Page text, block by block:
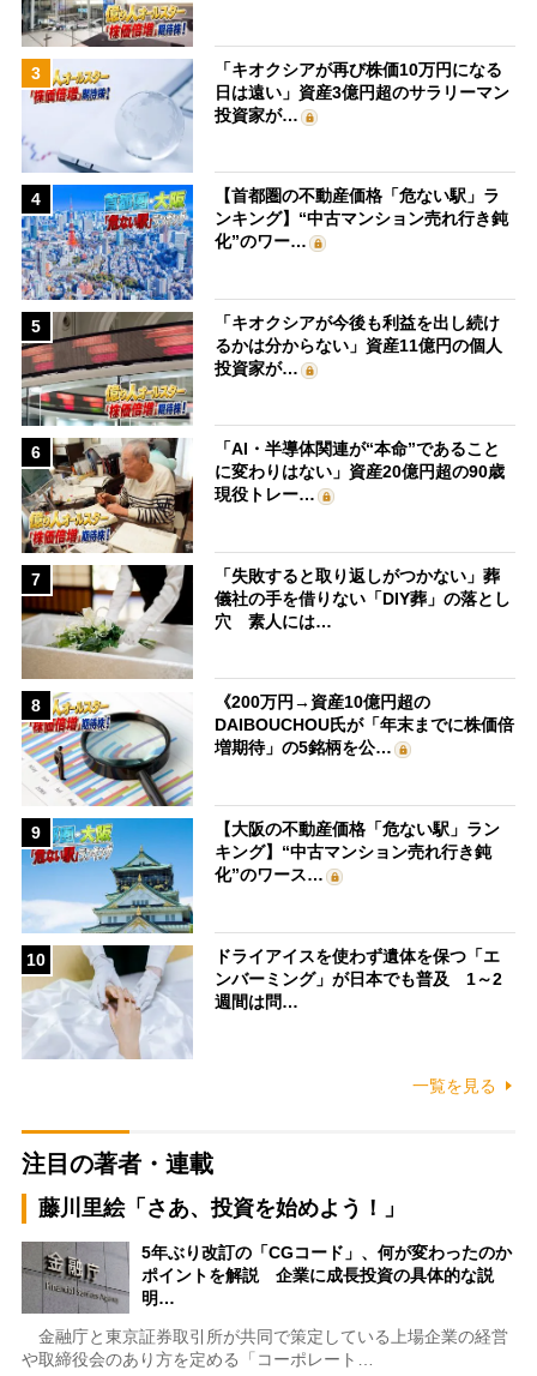
3
「キオクシアが再び株価10万円になる
日は遠い」資産3億円超のサラリーマン
投資家が…
4
【首都圏の不動産価格「危ない駅」ラ
ンキング】“中古マンション売れ行き鈍
化”のワー…
5
「キオクシアが今後も利益を出し続け
るかは分からない」資産11億円の個人
投資家が…
6
「AI・半導体関連が“本命”であること
に変わりはない」資産20億円超の90歳
現役トレー…
7
「失敗すると取り返しがつかない」葬
儀社の手を借りない「DIY葬」の落とし
穴 素人には…
8
《200万円→資産10億円超の
DAIBOUCHOU氏が「年末までに株価倍
増期待」の5銘柄を公…
9
【大阪の不動産価格「危ない駅」ラン
キング】“中古マンション売れ行き鈍
化”のワース…
10
ドライアイスを使わず遺体を保つ「エ
ンバーミング」が日本でも普及 1～2
週間は問…
一覧を見る
注目の著者・連載
藤川里絵「さあ、投資を始めよう！」
5年ぶり改訂の「CGコード」、何が変わったのか
ポイントを解説 企業に成長投資の具体的な説
明…
金融庁と東京証券取引所が共同で策定している上場企業の経営
や取締役会のあり方を定める「コーポレート…